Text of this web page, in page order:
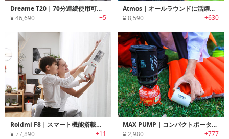
Dreame T20｜70分連続使用可能なスティック型パワフルコードレス掃除機「ドリームT20」
¥ 46,690 +5
Atmos｜オールラウンドに活躍するポータブルエアポンプ「アトモス」
¥ 8,590 +630
Roidmi F8｜スマート機能搭載パワフルコードレス掃除機「ロイミF8」
¥ 77,890 +11
MAX PUMP｜コンパクトポータブルポンプ「マックスポンプ」
¥ 2,980 +777